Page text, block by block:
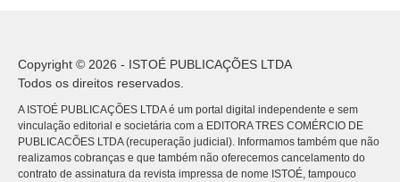
Copyright © 2026 - ISTOÉ PUBLICAÇÕES LTDA
Todos os direitos reservados.
A ISTOÉ PUBLICAÇÕES LTDA é um portal digital independente e sem
vinculação editorial e societária com a EDITORA TRES COMÉRCIO DE
PUBLICACÕES LTDA (recuperação judicial). Informamos também que não
realizamos cobranças e que também não oferecemos cancelamento do
contrato de assinatura da revista impressa de nome ISTOÉ, tampouco